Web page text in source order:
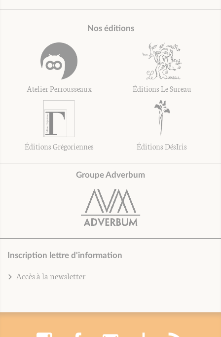
Nos éditions
Atelier Perrousseaux Éditions Le Sureau
Éditions Grégoriennes Éditions DésIris
Groupe Adverbum
Inscription lettre d'information
Accès à la newsletter